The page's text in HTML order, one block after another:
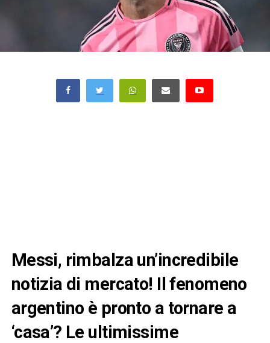
Messi, rimbalza un’incredibile
notizia di mercato! Il fenomeno
argentino è pronto a tornare a
‘casa’? Le ultimissime